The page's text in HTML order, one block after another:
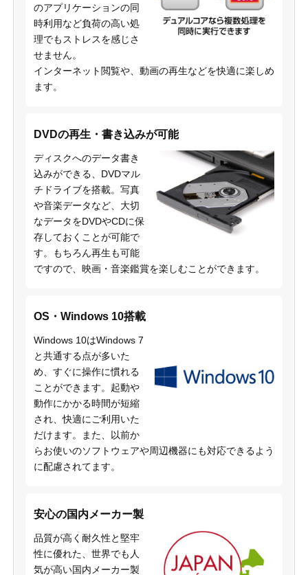
のアプリケーションの同
時利用など負荷の高い処
理でもストレスを感じさ
せません。
インターネット閲覧や、動画の再生などを快適に楽しめ
ます。
DVDの再生・書き込みが可能
ディスクへのデータ書き
込みができる、DVDマル
チドライブを搭載。写真
や音楽データなど、大切
なデータをDVDやCDに保
存しておくことが可能で
す。もちろん再生も可能
ですので、映画・音楽鑑賞を楽しむことができます。
OS・Windows 10搭載
Windows 10はWindows 7
と共通する点が多いた
め、すぐに操作に慣れる
ことができます。起動や
動作にかかる時間が短縮
され、快適にご利用いた
だけます。また、以前か
らお使いのソフトウェアや周辺機器にも対応できるよう
に配慮されてます。
安心の国内メーカー製
品質が高く耐久性と堅牢
性に優れた、世界でも人
気が高い国内メーカー製